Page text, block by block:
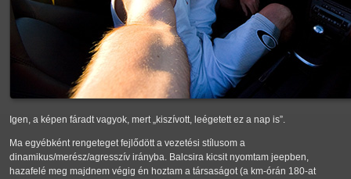
Igen, a képen fáradt vagyok, mert kiszívott, leégetett ez a nap is .
Ma egyébként rengeteget fejlődött a vezetési stílusom a
dinamikus/merész/agresszív irányba. Balcsira kicsit nyomtam jeepben,
hazafelé meg majdnem végig én hoztam a társaságot (a km-órán 180-at